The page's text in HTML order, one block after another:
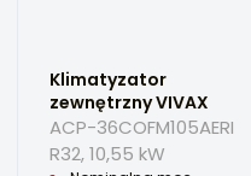
Klimatyzator
zewnętrzny VIVAX
ACP-36COFM105AERI
R32, 10,55 kW